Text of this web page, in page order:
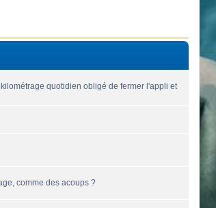
quotidien obligé de fermer l'appli et
comme des acoups ?